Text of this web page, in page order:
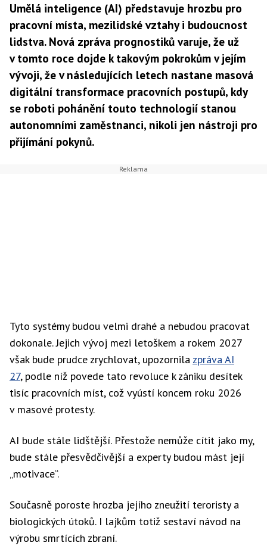
Umělá inteligence (AI) představuje hrozbu pro
pracovní místa, mezilidské vztahy i budoucnost
lidstva. Nová zpráva prognostiků varuje, že už
v tomto roce dojde k takovým pokrokům v jejím
vývoji, že v následujících letech nastane masová
digitální transformace pracovních postupů, kdy
se roboti pohánění touto technologií stanou
autonomními zaměstnanci, nikoli jen nástroji pro
přijímání pokynů.
Tyto systémy budou velmi drahé a nebudou pracovat
dokonale. Jejich vývoj mezi letoškem a rokem 2027
však bude prudce zrychlovat, upozornila zpráva AI
27, podle níž povede tato revoluce k zániku desítek
tisíc pracovních míst, což vyústí koncem roku 2026
v masové protesty.
AI bude stále lidštější. Přestože nemůže cítit jako my,
bude stále přesvědčivější a experty budou mást její
„motivace“.
Současně poroste hrozba jejího zneužití teroristy a
biologických útoků. I lajkům totiž sestaví návod na
výrobu smrtících zbraní.